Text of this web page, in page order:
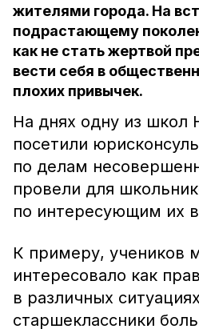
жителями города. На
подрастающему
как не стать жертвой
вести себя в
плохих привычек.
На днях одну из школ
посетили
по делам
провели для
по интересующим их
К примеру, учеников
интересовало как
в различных
старшеклассники